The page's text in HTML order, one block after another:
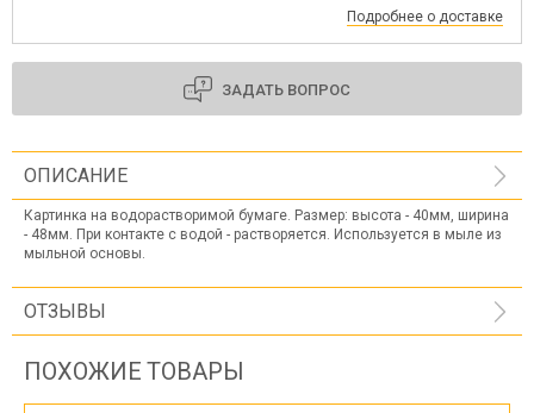
Подробнее о доставке
ЗАДАТЬ ВОПРОС
ОПИСАНИЕ
Картинка на водорастворимой бумаге. Размер: высота - 40мм, ширина
- 48мм. При контакте с водой - растворяется. Используется в мыле из
мыльной основы.
ОТЗЫВЫ
ПОХОЖИЕ ТОВАРЫ